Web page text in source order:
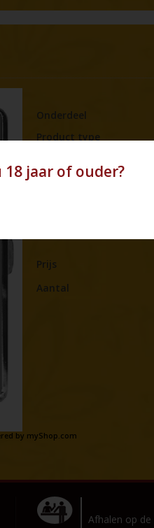
Onderdeel
Product type
Prijs
Aantal
by myShop.com
Afhalen op
jaar of ouder?